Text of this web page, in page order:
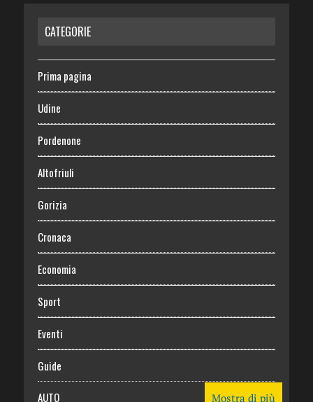
CATEGORIE
Prima pagina
Udine
Pordenone
Altofriuli
Gorizia
Cronaca
Economia
Sport
Eventi
Guide
AUTO Mostra di più